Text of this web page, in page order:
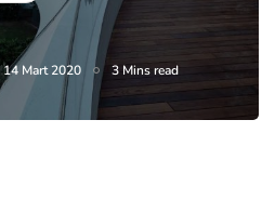
14 Mart 2020 3 Mins read